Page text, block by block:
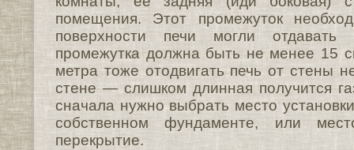
помещения. Этот промежуток
поверхности печи могли
промежутка должна быть не менее 15
метра тоже отодвигать печь от стены
стене — слишком длинная получится
сначала нужно выбрать место
собственном фундаменте, или
перекрытие.